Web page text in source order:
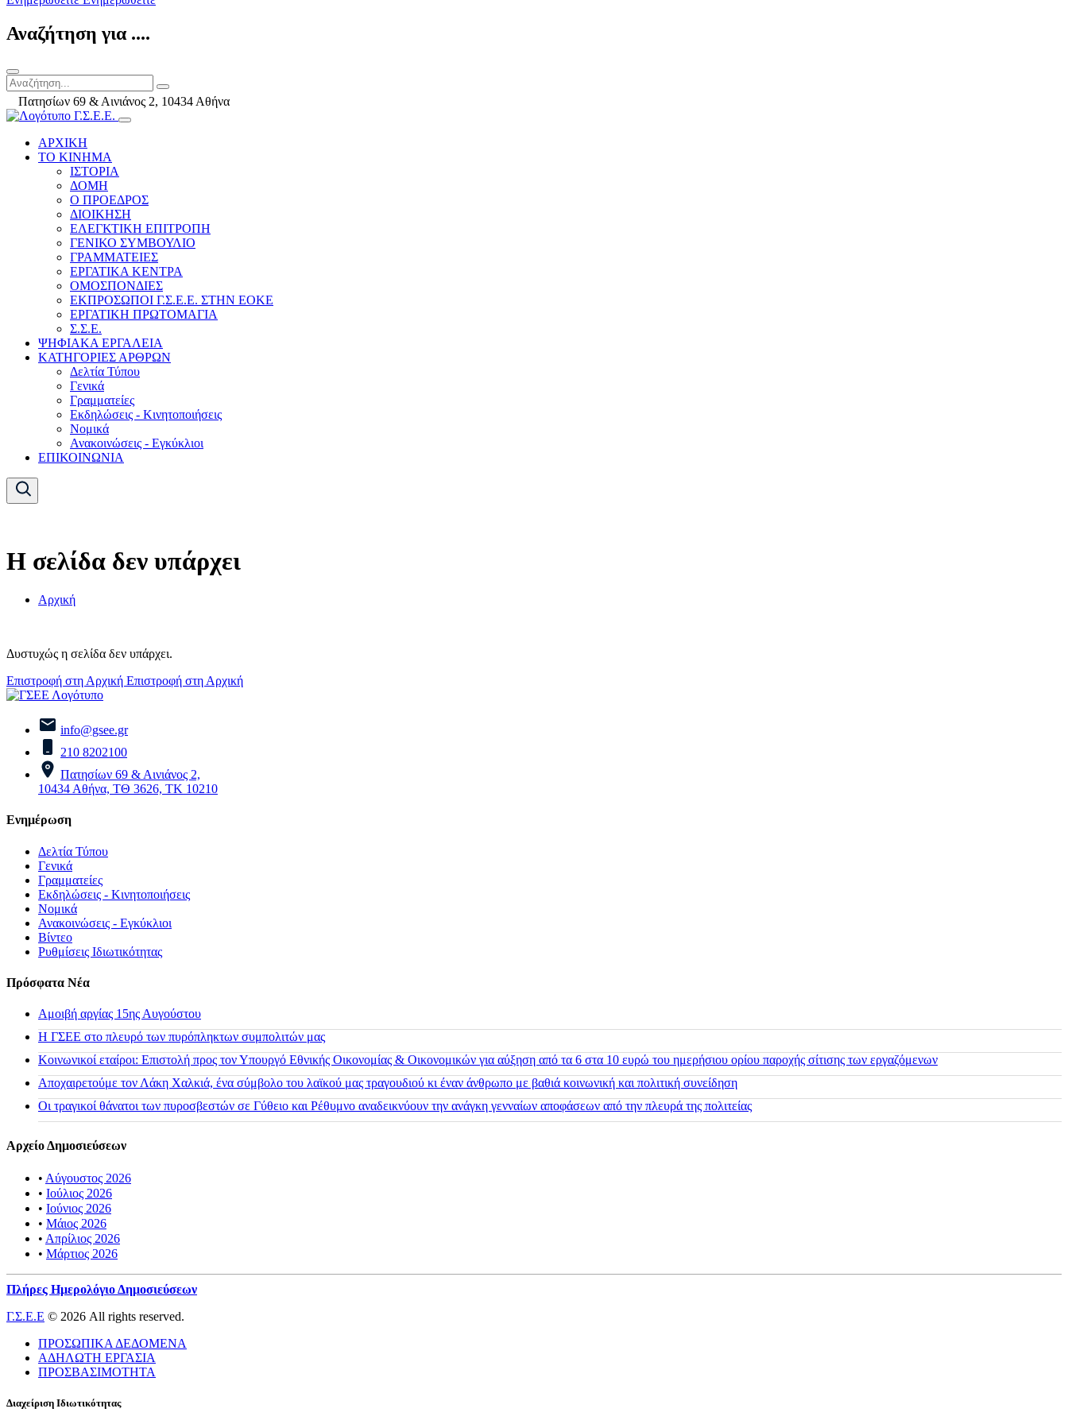
Αναζήτηση για ....
Πατησίων 69 & Αινιάνος 2, 10434 Αθήνα
ΑΡΧΙΚΗ
ΤΟ ΚΙΝΗΜΑ
ΙΣΤΟΡΙΑ
ΔΟΜΗ
Ο ΠΡΟΕΔΡΟΣ
ΔΙΟΙΚΗΣΗ
ΕΛΕΓΚΤΙΚΗ ΕΠΙΤΡΟΠΗ
ΓΕΝΙΚΟ ΣΥΜΒΟΥΛΙΟ
ΓΡΑΜΜΑΤΕΙΕΣ
ΕΡΓΑΤΙΚΑ ΚΕΝΤΡΑ
ΟΜΟΣΠΟΝΔΙΕΣ
ΕΚΠΡΟΣΩΠΟΙ Γ.Σ.Ε.Ε. ΣΤΗΝ ΕΟΚΕ
ΕΡΓΑΤΙΚΗ ΠΡΩΤΟΜΑΓΙΑ
Σ.Σ.Ε.
ΨΗΦΙΑΚΑ ΕΡΓΑΛΕΙΑ
ΚΑΤΗΓΟΡΙΕΣ ΑΡΘΡΩΝ
Δελτία Τύπου
Γενικά
Γραμματείες
Εκδηλώσεις - Κινητοποιήσεις
Νομικά
Ανακοινώσεις - Εγκύκλιοι
ΕΠΙΚΟΙΝΩΝΙΑ
Η σελίδα δεν υπάρχει
Αρχική
Δυστυχώς η σελίδα δεν υπάρχει.
Επιστροφή στη Αρχική Επιστροφή στη Αρχική
info@gsee.gr
210 8202100
Πατησίων 69 & Αινιάνος 2,
10434 Αθήνα, ΤΘ 3626, ΤΚ 10210
Ενημέρωση
Δελτία Τύπου
Γενικά
Γραμματείες
Εκδηλώσεις - Κινητοποιήσεις
Νομικά
Ανακοινώσεις - Εγκύκλιοι
Βίντεο
Ρυθμίσεις Ιδιωτικότητας
Πρόσφατα Νέα
Αμοιβή αργίας 15ης Αυγούστου
H ΓΣΕΕ στο πλευρό των πυρόπληκτων συμπολιτών μας
Κοινωνικοί εταίροι: Επιστολή προς τον Υπουργό Εθνικής Οικονομίας & Οικονομικών για αύξηση από τα 6 στα 10 ευρώ του ημερήσιου ορίου παροχής σίτισης των εργαζόμενων
Αποχαιρετούμε τον Λάκη Χαλκιά, ένα σύμβολο του λαϊκού μας τραγουδιού κι έναν άνθρωπο με βαθιά κοινωνική και πολιτική συνείδηση
Οι τραγικοί θάνατοι των πυροσβεστών σε Γύθειο και Ρέθυμνο αναδεικνύουν την ανάγκη γενναίων αποφάσεων από την πλευρά της πολιτείας
Αρχείο Δημοσιεύσεων
• Αύγουστος 2026
• Ιούλιος 2026
• Ιούνιος 2026
• Μάιος 2026
• Απρίλιος 2026
• Μάρτιος 2026
Πλήρες Ημερολόγιο Δημοσιεύσεων
Γ.Σ.Ε.Ε © 2026 All rights reserved.
ΠΡΟΣΩΠΙΚΑ ΔΕΔΟΜΕΝΑ
ΑΔΗΛΩΤΗ ΕΡΓΑΣΙΑ
ΠΡΟΣΒΑΣΙΜΟΤΗΤΑ
Διαχείριση Ιδιωτικότητας